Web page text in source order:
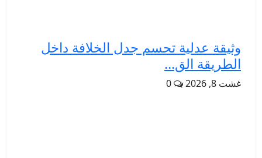
وثيقة عدلية تحسم جدل الخلافة داخل
الطريقة الق...
غشت 8, 2026 0